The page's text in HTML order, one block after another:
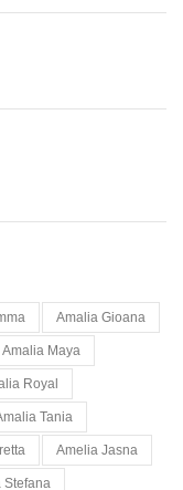
Amalia Gioana
Amalia Maya
Royal
Tania
Amelia Jasna
Stefana